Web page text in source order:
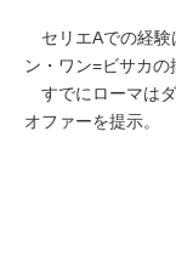
セリエAでの経験
ン・ワン=ビサカの
すでにローマは
オファーを提示。